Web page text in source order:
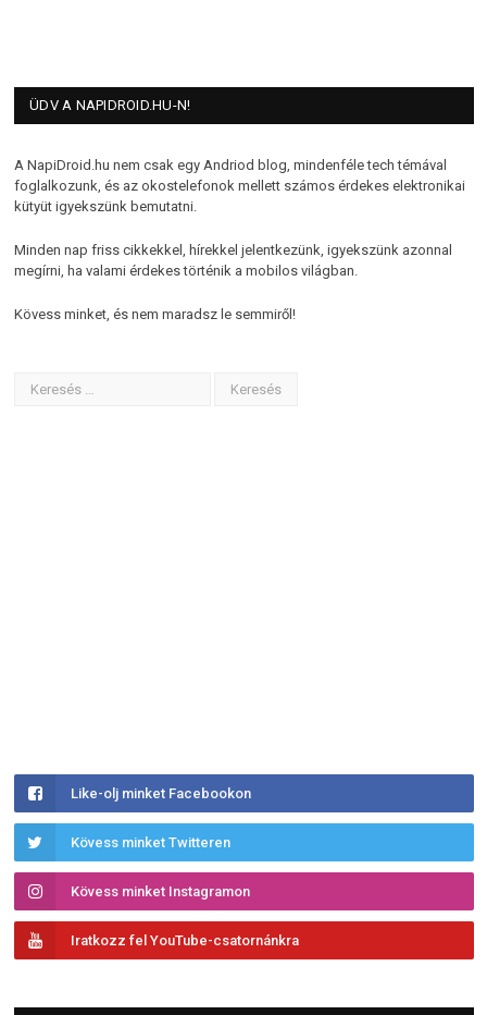
ÜDV A NAPIDROID.HU-N!
A NapiDroid.hu nem csak egy Andriod blog, mindenféle tech témával
foglalkozunk, és az okostelefonok mellett számos érdekes elektronikai
kütyüt igyekszünk bemutatni.
Minden nap friss cikkekkel, hírekkel jelentkezünk, igyekszünk azonnal
megírni, ha valami érdekes történik a mobilos világban.
Kövess minket, és nem maradsz le semmiről!
Like-olj minket Facebookon
Kövess minket Twitteren
Kövess minket Instagramon
Iratkozz fel YouTube-csatornánkra